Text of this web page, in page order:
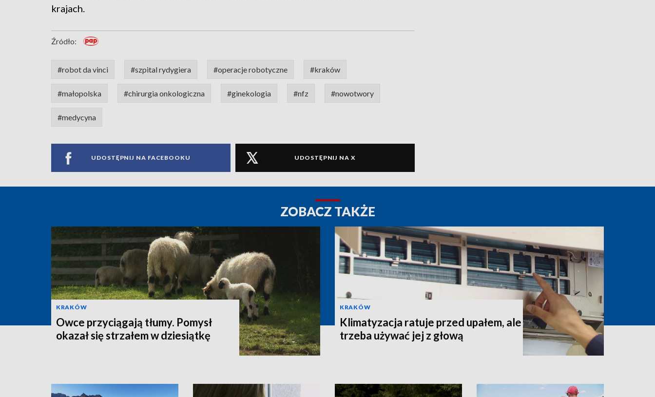
krajach.
Źródło:
#robot da vinci #szpital rydygiera #operacje robotyczne #kraków
#małopolska #chirurgia onkologiczna #ginekologia #nfz #nowotwory
#medycyna
UDOSTĘPNIJ NA FACEBOOKU UDOSTĘPNIJ NA X
ZOBACZ TAKŻE
KRAKÓW
Owce przyciągają tłumy. Pomysł
okazał się strzałem w dziesiątkę
KRAKÓW
Klimatyzacja ratuje przed upałem, ale
trzeba używać jej z głową